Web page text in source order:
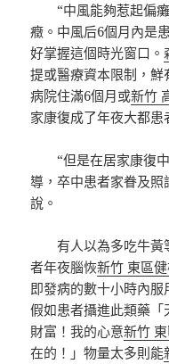
“中風能夠惹起偏
癥。中風后6個月內是
好掌握這個時光窗口。
提或醫療資本限制，
病院住滿6個月或新竹
家康復成了年夜大都患
“但是在居家康復
導，卒中患者家眷及
說。
有人以為多吃牛黃
者年夜腦恢新竹 東區
即發病的數十小時內服
假如患者攝進此類藥
財富！我的心意新竹
在的！」物量太多則能